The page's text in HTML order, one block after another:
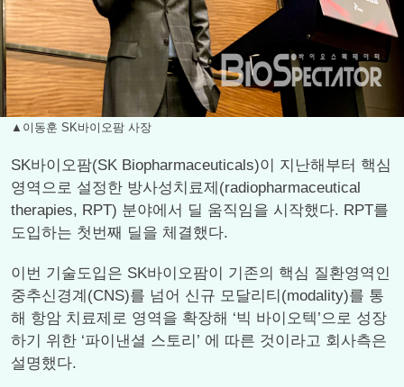
▲이동훈 SK바이오팜 사장
SK바이오팜(SK Biopharmaceuticals)이 지난해부터 핵심
영역으로 설정한 방사성치료제(radiopharmaceutical
therapies, RPT) 분야에서 딜 움직임을 시작했다. RPT를
도입하는 첫번째 딜을 체결했다.
이번 기술도입은 SK바이오팜이 기존의 핵심 질환영역인
중추신경계(CNS)를 넘어 신규 모달리티(modality)를 통
해 항암 치료제로 영역을 확장해 ‘빅 바이오텍’으로 성장
하기 위한 ‘파이낸셜 스토리’ 에 따른 것이라고 회사측은
설명했다.